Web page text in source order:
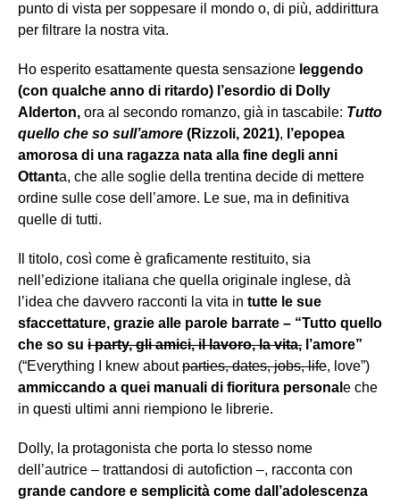
punto di vista per soppesare il mondo o, di più, addirittura
per filtrare la nostra vita.
Ho esperito esattamente questa sensazione leggendo
(con qualche anno di ritardo) l’esordio di Dolly
Alderton, ora al secondo romanzo, già in tascabile: Tutto
quello che so sull’amore (Rizzoli, 2021), l’epopea
amorosa di una ragazza nata alla fine degli anni
Ottanta, che alle soglie della trentina decide di mettere
ordine sulle cose dell’amore. Le sue, ma in definitiva
quelle di tutti.
Il titolo, così come è graficamente restituito, sia
nell’edizione italiana che quella originale inglese, dà
l’idea che davvero racconti la vita in tutte le sue
sfaccettature, grazie alle parole barrate – “Tutto quello
che so su i party, gli amici, il lavoro, la vita, l’amore”
(“Everything I knew aboutparties, dates, jobs, life, love”)
ammiccando a quei manuali di fioritura personal e che
in questi ultimi anni riempiono le librerie.
Dolly, la protagonista che porta lo stesso nome
dell’autrice – trattandosi di autofiction –, racconta con
grande candore e semplicità come dall’adolescenza